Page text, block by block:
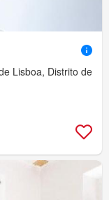
Lisboa, Distrito de